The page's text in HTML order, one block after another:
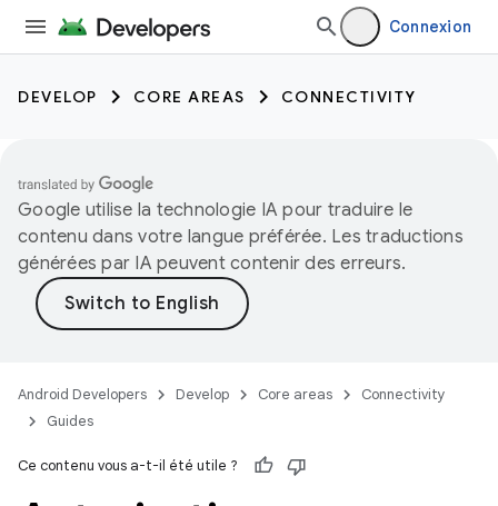
Connexion
DEVELOP CORE AREAS CONNECTIVITY
Google utilise la technologie IA pour traduire le
contenu dans votre langue préférée. Les traductions
générées par IA peuvent contenir des erreurs.
Android Developers Develop Core areas
Connectivity
Guides
Ce contenu vous a-t-il été utile ?